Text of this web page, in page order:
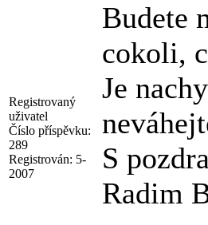
Registrovaný
uživatel
Číslo příspěvku:
289
Registrován: 5-
2007
Budete
cokoli,
Je
S
Radim